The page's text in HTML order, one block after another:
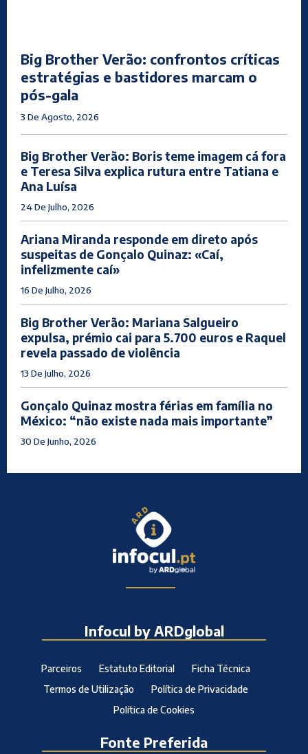
Big Brother Verão: confrontos críticas
estratégias e bastidores marcam o
pós-gala
3 De Agosto, 2026
Big Brother Verão: Boris teme imagem cá fora
e Teresa Silva explica rutura entre Tatiana e
Ana Luísa
24 De Julho, 2026
Ariana Miranda responde em direto após
suspeitas de Gonçalo Quinaz: «Caí,
infelizmente caí»
16 De Julho, 2026
Big Brother Verão: Mariana Salgueiro
expulsa, prémio cai para 5.700 euros e Raquel
revela passado de violência
13 De Julho, 2026
Gonçalo Quinaz mostra férias em família no
México: “não existe nada mais importante”
30 De Junho, 2026
Infocul by ARDglobal
Parceiros Estatuto Editorial
Ficha Técnica
Termos de Utilização
Política de Privacidade
Política de Cookies
Fonte Preferida